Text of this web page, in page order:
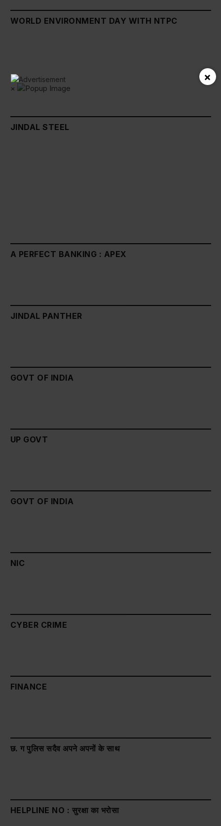
WORLD ENVIRONMENT DAY WITH NTPC
×
JINDAL STEEL
A PERFECT BANKING : APEX
JINDAL PANTHER
GOVT OF INDIA
UP GOVT
GOVT OF INDIA
NIC
CYBER CRIME
FINANCE
छ. ग पुलिस सदैव अपने अपनों के साथ
HELPLINE NO : सुरक्षा का भरोसा
×